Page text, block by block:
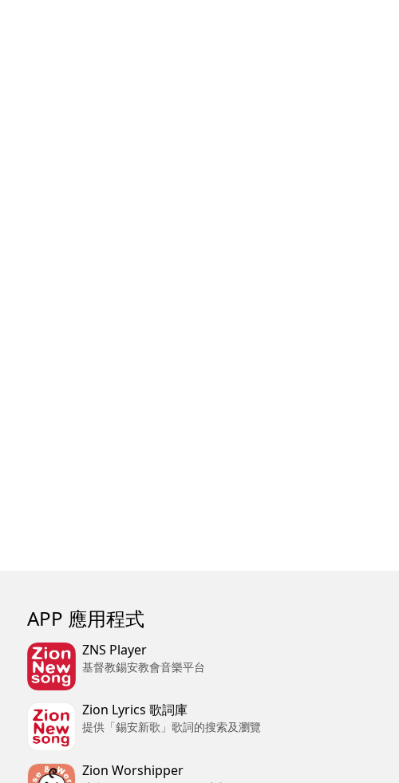
APP 應用程式
ZNS Player
基督教錫安教會音樂平台
Zion Lyrics 歌詞庫
提供「錫安新歌」歌詞的搜索及瀏覽
Zion Worshipper